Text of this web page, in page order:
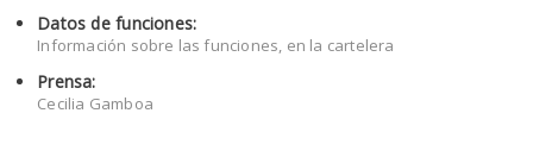
Datos de funciones:
Información sobre las funciones, en la cartelera
Prensa:
Cecilia Gamboa